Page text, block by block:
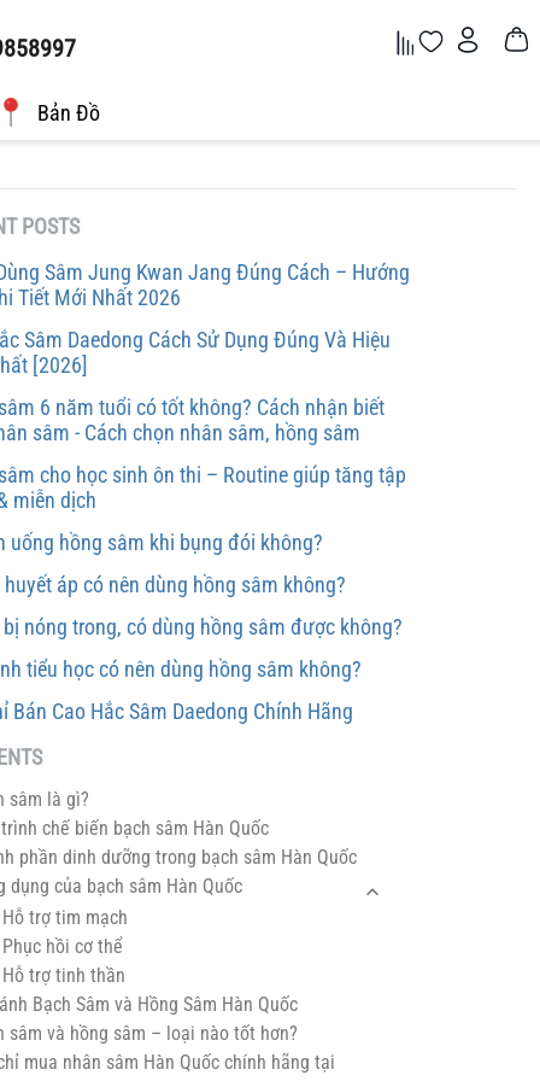
Bản Đồ
POSTS
Sâm Jung Kwan Jang Đúng Cách – Hướng
Tiết Mới Nhất 2026
Sâm Daedong Cách Sử Dụng Đúng Và Hiệu
[2026]
6 năm tuổi có tốt không? Cách nhận biết
sâm - Cách chọn nhân sâm, hồng sâm
cho học sinh ôn thi – Routine giúp tăng tập
miễn dịch
uống hồng sâm khi bụng đói không?
huyết áp có nên dùng hồng sâm không?
nóng trong, có dùng hồng sâm được không?
tiểu học có nên dùng hồng sâm không?
Bán Cao Hắc Sâm Daedong Chính Hãng
sâm là gì?
chế biến bạch sâm Hàn Quốc
phần dinh dưỡng trong bạch sâm Hàn Quốc
dụng của bạch sâm Hàn Quốc
trợ tim mạch
hồi cơ thể
trợ tinh thần
Bạch Sâm và Hồng Sâm Hàn Quốc
sâm và hồng sâm – loại nào tốt hơn?
mua nhân sâm Hàn Quốc chính hãng tại